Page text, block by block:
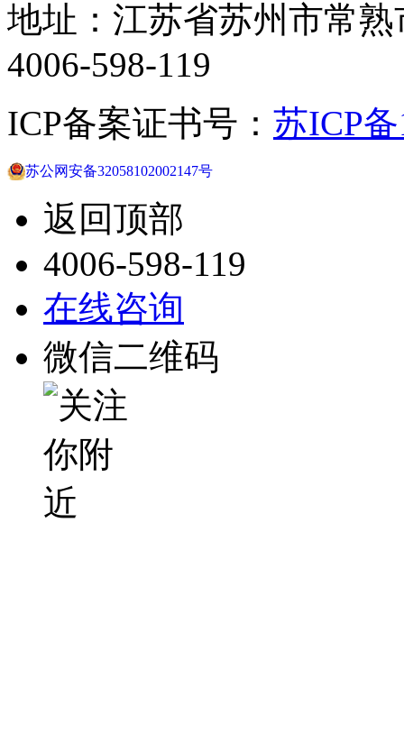
地址：江苏省苏州市常
4006-598-119
ICP备案证书号： 苏ICP
苏公网安备32058102002147号
返回顶部
4006-598-119
在线咨询
微信二维码